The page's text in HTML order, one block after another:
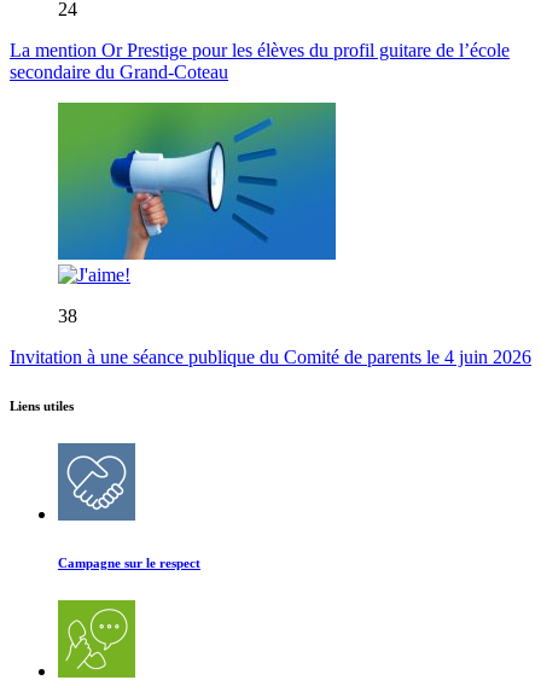
24
La mention Or Prestige pour les élèves du profil guitare de l’école
secondaire du Grand-Coteau
38
Invitation à une séance publique du Comité de parents le 4 juin 2026
Liens utiles
Campagne sur le respect